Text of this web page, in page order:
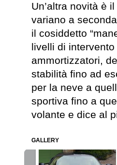
Un’altra novità è
variano a
il cosiddetto
livelli di
ammortizzatori,
stabilità fino ad
per la neve a
sportiva fino a
volante e dice al
GALLERY